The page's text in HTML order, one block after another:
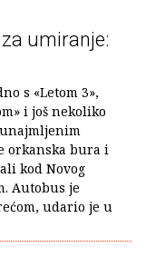
umiranje:
s «Letom 3»,
i još nekoliko
orkanska bura i
kod Novog
Autobus je
udario je u